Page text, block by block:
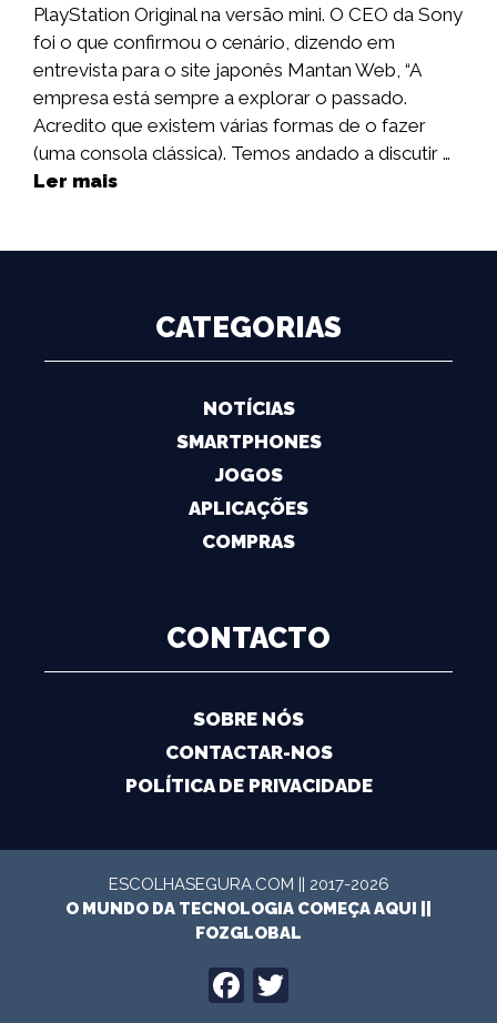
PlayStation Original na versão mini. O CEO da Sony
foi o que confirmou o cenário, dizendo em
entrevista para o site japonês Mantan Web, “A
empresa está sempre a explorar o passado.
Acredito que existem várias formas de o fazer
(uma consola clássica). Temos andado a discutir …
Ler mais
CATEGORIAS
NOTÍCIAS
SMARTPHONES
JOGOS
APLICAÇÕES
COMPRAS
CONTACTO
SOBRE NÓS
CONTACTAR-NOS
POLÍTICA DE PRIVACIDADE
ESCOLHASEGURA.COM || 2017-2026
O MUNDO DA TECNOLOGIA COMEÇA AQUI ||
FOZGLOBAL
FACEBOOK